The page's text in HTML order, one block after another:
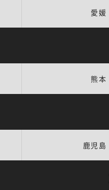
愛媛
熊本
鹿児島